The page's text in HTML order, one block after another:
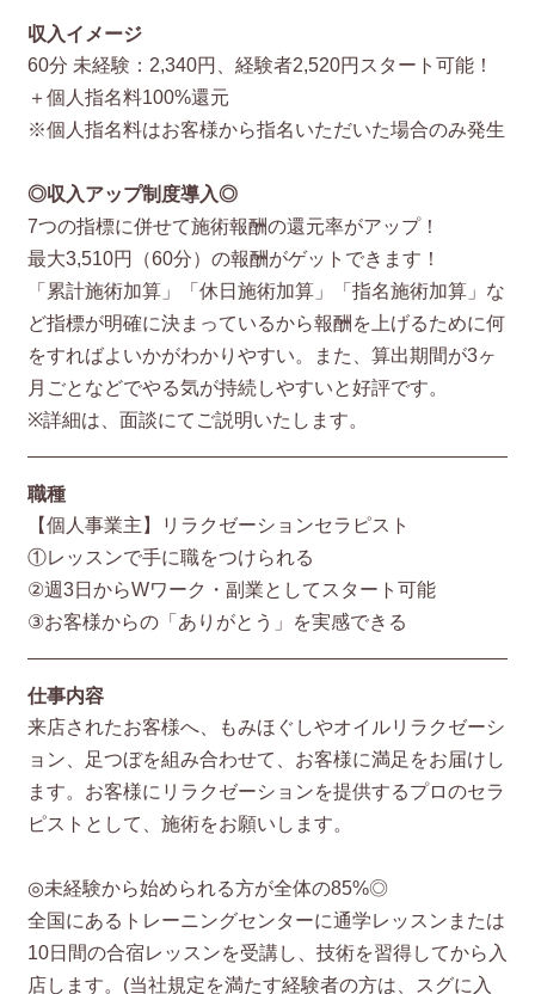
収入イメージ
60分 未経験：2,340円、経験者2,520円スタート可能！
＋個人指名料100%還元
※個人指名料はお客様から指名いただいた場合のみ発生
◎収入アップ制度導入◎
7つの指標に併せて施術報酬の還元率がアップ！
最大3,510円（60分）の報酬がゲットできます！
「累計施術加算」「休日施術加算」「指名施術加算」な
ど指標が明確に決まっているから報酬を上げるために何
をすればよいかがわかりやすい。また、算出期間が3ヶ
月ごとなどでやる気が持続しやすいと好評です。
※詳細は、面談にてご説明いたします。
職種
【個人事業主】リラクゼーションセラピスト
①レッスンで手に職をつけられる
②週3日からWワーク・副業としてスタート可能
③お客様からの「ありがとう」を実感できる
仕事内容
来店されたお客様へ、もみほぐしやオイルリラクゼーシ
ョン、足つぼを組み合わせて、お客様に満足をお届けし
ます。お客様にリラクゼーションを提供するプロのセラ
ピストとして、施術をお願いします。
◎未経験から始められる方が全体の85%◎
全国にあるトレーニングセンターに通学レッスンまたは
10日間の合宿レッスンを受講し、技術を習得してから入
店します。(当社規定を満たす経験者の方は、スグに入